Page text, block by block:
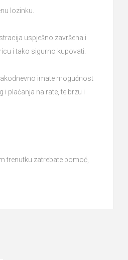
lozinku.
uspješno završena i
i tako sigurno kupovati.
imate mogućnost
plaćanja na rate, te brzu i
trenutku zatrebate pomoć,